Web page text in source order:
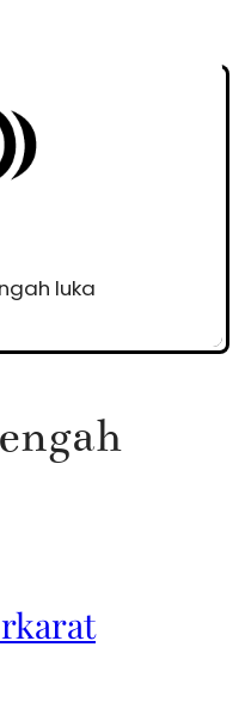
luka